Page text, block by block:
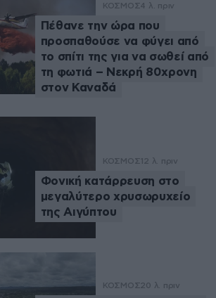
ΚΟΣΜΟΣ4 λ. πριν
Πέθανε την ώρα που
προσπαθούσε να φύγει από
το σπίτι της για να σωθεί από
τη φωτιά – Νεκρή 80χρονη
στον Καναδά
ΚΟΣΜΟΣ 12 λ. πριν
Φονική κατάρρευση στο
μεγαλύτερο χρυσωρυχείο
της Αιγύπτου
ΚΟΣΜΟΣ20 λ. πριν